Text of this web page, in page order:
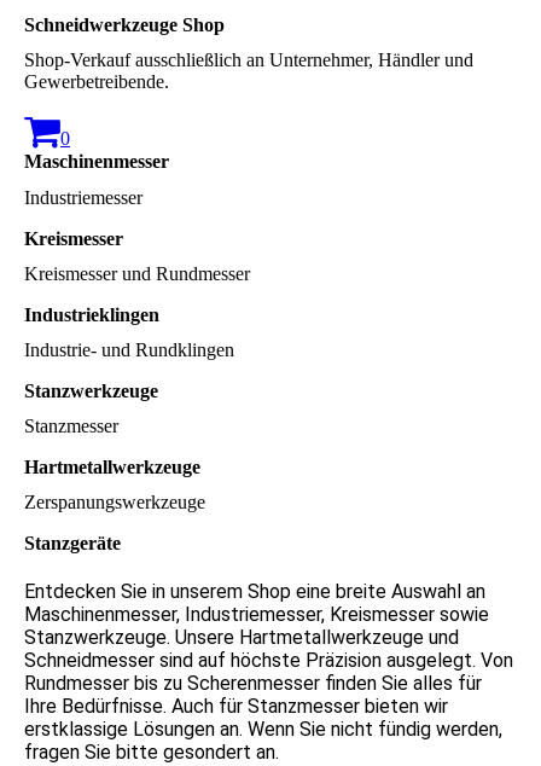
Schneidwerkzeuge Shop
Shop-Verkauf ausschließlich an Unternehmer, Händler und
Gewerbetreibende.
0
Maschinenmesser
Industriemesser
Kreismesser
Kreismesser und Rundmesser
Industrieklingen
Industrie- und Rundklingen
Stanzwerkzeuge
Stanzmesser
Hartmetallwerkzeuge
Zerspanungswerkzeuge
Stanzgeräte
Entdecken Sie in unserem Shop eine breite Auswahl an
Maschinenmesser, Industriemesser, Kreismesser sowie
Stanzwerkzeuge. Unsere Hartmetallwerkzeuge und
Schneidmesser sind auf höchste Präzision ausgelegt. Von
Rundmesser bis zu Scherenmesser finden Sie alles für
Ihre Bedürfnisse. Auch für Stanzmesser bieten wir
erstklassige Lösungen an. Wenn Sie nicht fündig werden,
fragen Sie bitte gesondert an.